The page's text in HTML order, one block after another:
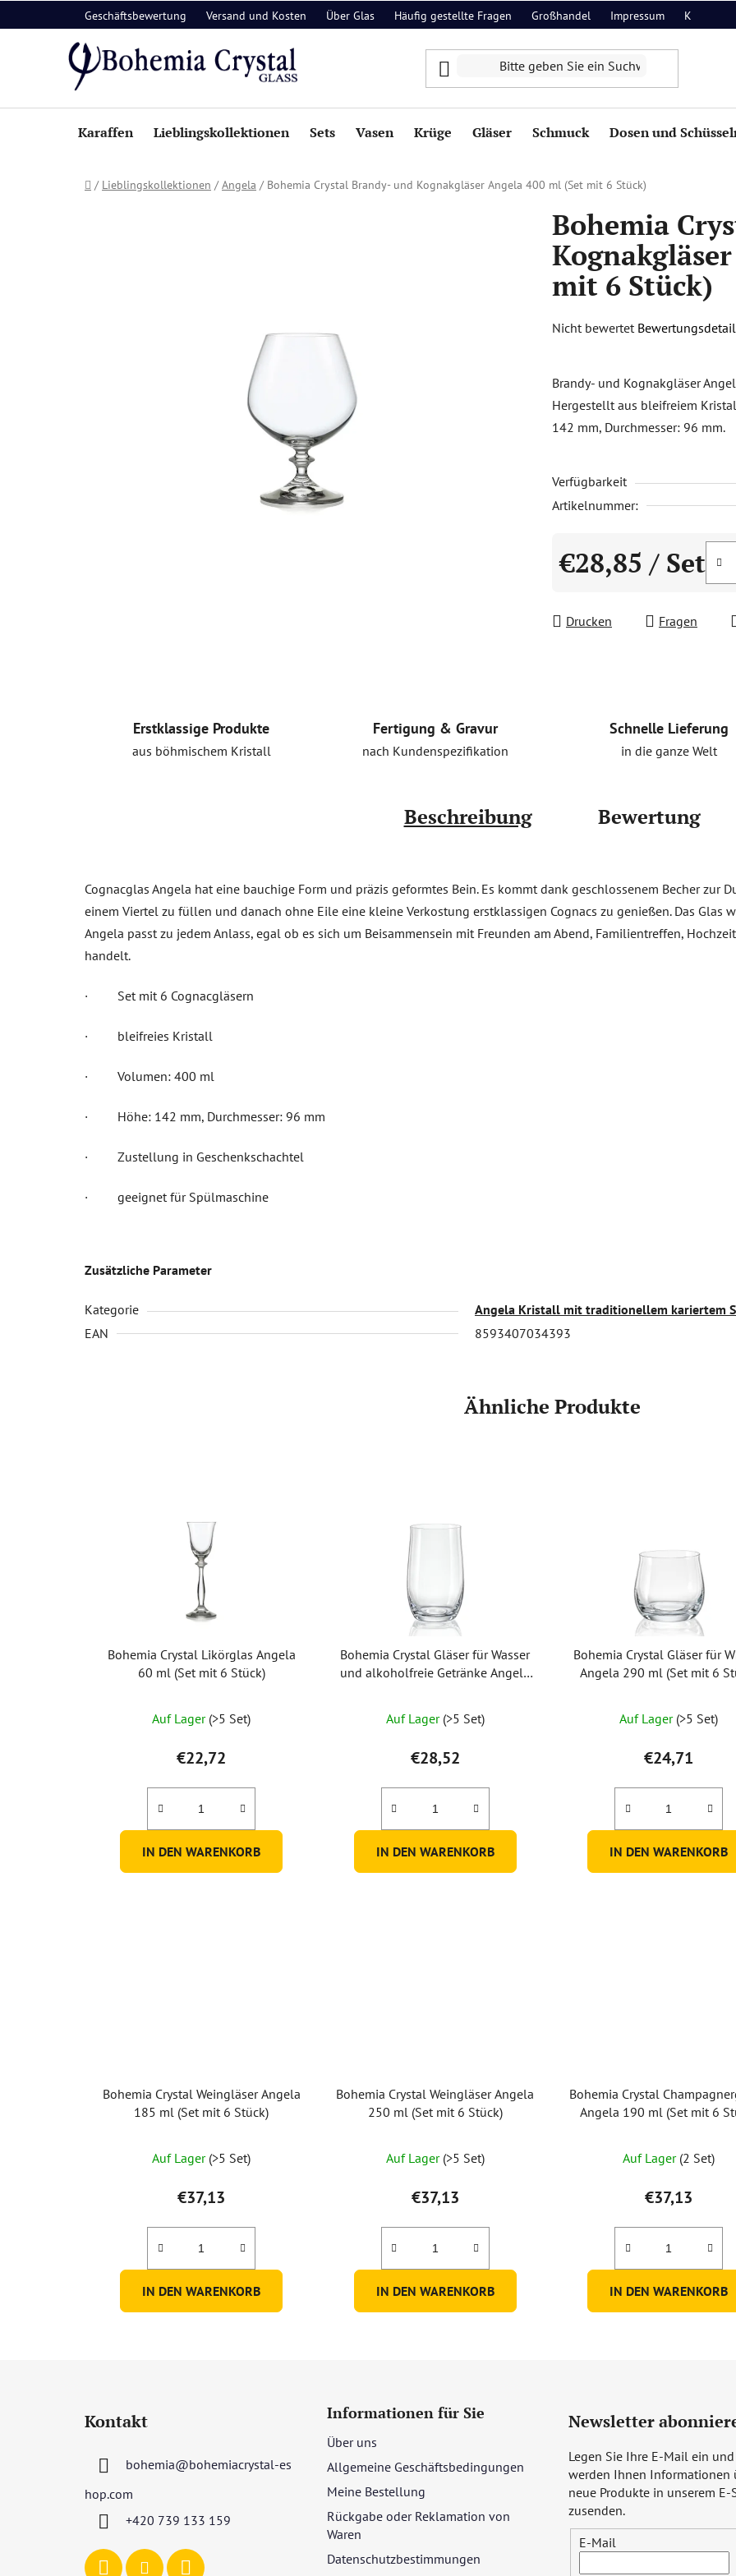
Inhalt
Geschäftsbewertung Versand und Kosten Über Glas Häufig gestellte Fragen Großhandel Impressum Kontakt
Karaffen Lieblingskollektionen Sets Vasen Krüge Gläser Schmuck Dosen und
Startseite
/ Lieblingskollektionen / Angela / Bohemia Crystal Brandy- und Kognakgläser Angela 400 ml (Set mit 6 Stück)
Bohemia
mit 6 Stück)
Die
ist
0,0
von
Sternen.
Nicht bewertet
Brandy- und Kognakgläser
Hergestellt aus bleifreiem
142 mm, Durchmesser: 96 mm.
Verfügbarkeit
Artikelnummer:
€28,85 / Set
Drucken Fragen
Erstklassige Produkte
aus böhmischem Kristall
Fertigung & Gravur
nach Kundenspezifikation
Schnelle Lieferung
in die ganze Welt
Beschreibung Bewertung
Cognacglas Angela hat eine bauchige Form und präzis geformtes Bein. Es kommt dank geschlossenem Becher zur
einem Viertel zu füllen und danach ohne Eile eine kleine Verkostung erstklassigen Cognacs zu genießen. Das Glas
Angela passt zu jedem Anlass, egal ob es sich um Beisammensein mit Freunden am Abend, Familientreffen,
handelt.
· Set mit 6 Cognacgläsern
· bleifreies Kristall
· Volumen: 400 ml
· Höhe: 142 mm, Durchmesser: 96 mm
· Zustellung in Geschenkschachtel
· geeignet für Spülmaschine
Zusätzliche Parameter
Kategorie
Angela Kristall mit traditionellem kariertem
EAN
8593407034393
Ähnliche Produkte
Bohemia Crystal Likörglas Angela
60 ml (Set mit 6 Stück)
Auf Lager (>5 Set)
€22,72
IN DEN WARENKORB
Bohemia Crystal Gläser für Wasser
und alkoholfreie Getränke Angela
durchschnittliche
Produktbewertung
ist
5,0
von
Sternen.
Auf Lager (>5 Set)
€28,52
IN DEN WARENKORB
Bohemia Crystal Gläser für
Angela 290 ml (Set mit 6
Auf Lager (>5 Set)
€24,71
IN DEN WARENKORB
Bohemia Crystal Weingläser Angela
185 ml (Set mit 6 Stück)
durchschnittliche
Produktbewertung
ist
5,0
von
Sternen.
Auf Lager (>5 Set)
€37,13
IN DEN WARENKORB
Bohemia Crystal Weingläser Angela
250 ml (Set mit 6 Stück)
Auf Lager (>5 Set)
€37,13
IN DEN WARENKORB
Bohemia Crystal
Angela 190 ml (Set mit 6
Auf Lager (2 Set)
€37,13
IN DEN WARENKORB
Kontakt
bohemia@bohemiacrystal-es
hop.com
+420 739 133 159
Informationen für Sie
Über uns
Allgemeine Geschäftsbedingungen
Meine Bestellung
Rückgabe oder Reklamation von
Waren
Datenschutzbestimmungen
Newsletter
Legen Sie Ihre E-Mail ein
werden Ihnen Informationen
neue Produkte in unserem E-
zusenden.
E-Mail